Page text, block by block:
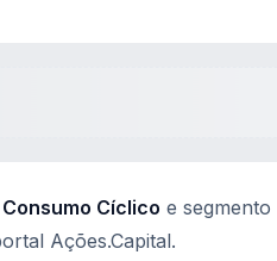
Consumo Cíclico e segmento
Ações.Capital.